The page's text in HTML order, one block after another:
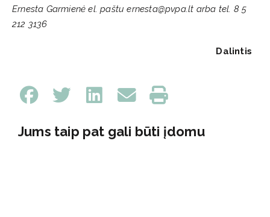
Ernesta Garmienė el. paštu ernesta@pvpa.lt arba tel. 8 5
212 3136
Dalintis
Jums taip pat gali būti įdomu